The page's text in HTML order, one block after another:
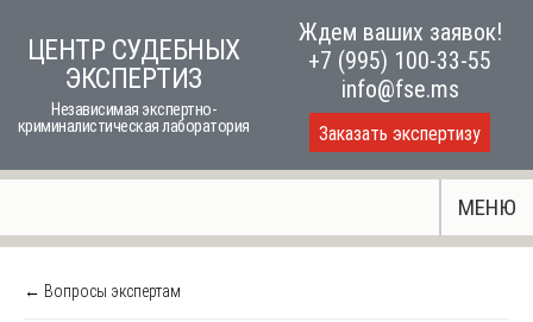
ЦЕНТР СУДЕБНЫХ
ЭКСПЕРТИЗ
Независимая экспертно-
криминалистическая лаборатория
Ждем ваших заявок!
+7 (995) 100-33-55
info@fse.ms
Заказать экспертизу
МЕНЮ
← Вопросы экспертам